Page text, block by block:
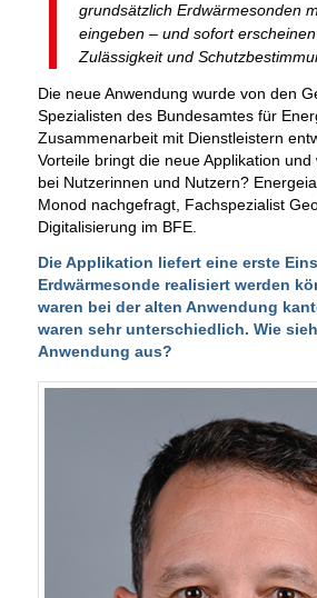
grundsätzlich Erdwärmesonden
eingeben – und sofort
Zulässigkeit und
Die neue Anwendung wurde von den
Spezialisten des Bundesamtes für
Zusammenarbeit mit Dienstleistern
Vorteile bringt die neue Applikation
bei Nutzerinnen und Nutzern?
Monod nachgefragt, Fachspezialist
Digitalisierung im BFE.
Die Applikation liefert eine erste
Erdwärmesonde realisiert werden
waren bei der alten Anwendung
waren sehr unterschiedlich. Wie
Anwendung aus?